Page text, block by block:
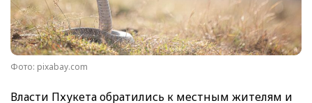
Фото: pixabay.com
Власти Пхукета обратились к местным жителям и